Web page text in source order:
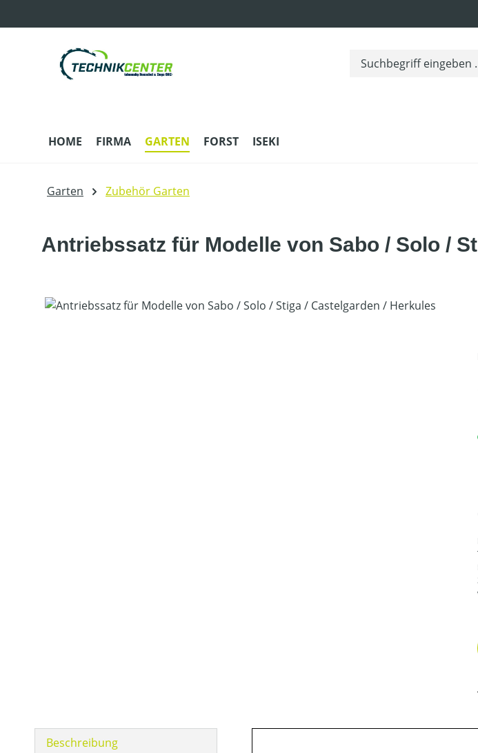
HOME FIRMA GARTEN FORST ISEKI
Garten Zubehör Garten
Antriebssatz für Modelle von Sabo / Solo /
Bildergalerie überspringen
Beschreibung